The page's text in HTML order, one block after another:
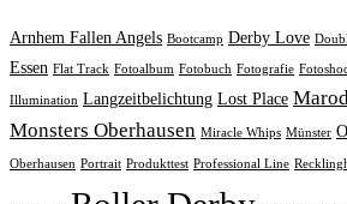
Arnhem Fallen Angels Bootcamp Derby Love
Essen Flat Track Fotoalbum Fotobuch Fotografie
Illumination Langzeitbelichtung Lost Place
Monsters Oberhausen Miracle Whips Münster
Oberhausen Portrait Produkttest Professional Line